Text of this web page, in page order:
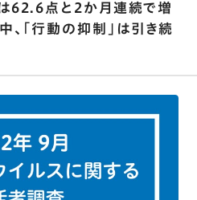
62.6点と2か月連続で増
､｢行動の抑制｣は引き続